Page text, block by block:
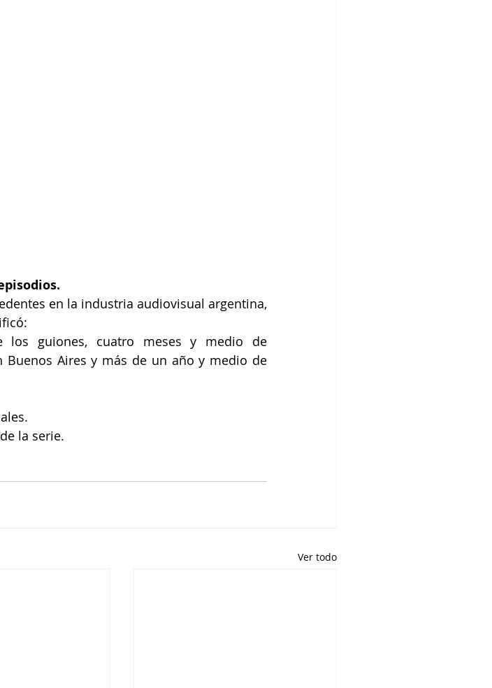
en la industria audiovisual argentina,
los guiones, cuatro meses y medio de
Aires y más de un año y medio de
la serie.
Ver todo